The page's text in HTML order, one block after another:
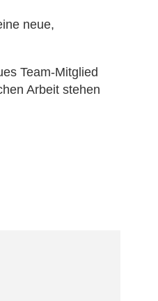
neue,
Team-Mitglied
Arbeit stehen